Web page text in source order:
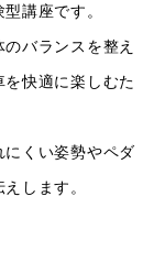
講座です。
バランスを整え
快適に楽しむた
くい姿勢やペダ
します。